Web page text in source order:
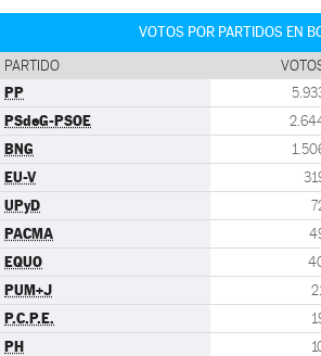
VOTOS POR PARTIDOS EN
PARTIDO
PP
PSdeG-PSOE
BNG
EU-V
UPyD
PACMA
EQUO
PUM+J
P.C.P.E.
PH